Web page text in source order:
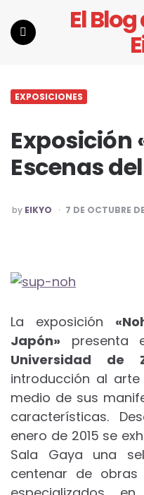
El
EXPOSICIONES
Exposición
Escenas
POSTED
BY
by EIKYO 7 DE OCTUBRE
La exposición
Japón» presenta
Universidad de
introducción al
medio de sus
características.
enero de 2015 se
Sala Gaya una
centenar de